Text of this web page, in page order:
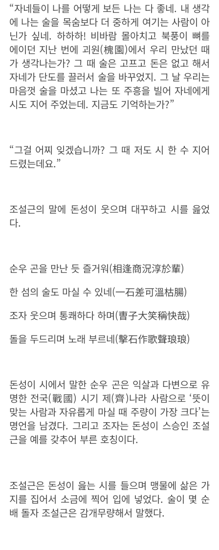
“자네들이 나를 어떻게 보든 나는 다 좋네. 내 생각
에 나는 술을 목숨보다 더 중하게 여기는 사람이 아
닌가 싶네. 하하하! 비바람 몰아치고 북풍이 뼈를
에이던 지난 번에 괴원(槐園)에서 우리 만났던 때
가 생각나는가? 그 때 술은 고프고 돈은 없고 해서
자네가 단도를 끌러서 술을 바꾸었지. 그 날 우리는
마음껏 술을 마셨고 나는 또 주흥을 빌어 자네에게
시도 지어 주었는데. 지금도 기억하는가?”
“그걸 어찌 잊겠습니까? 그 때 저도 시 한 수 지어
드렸는데요.”
조설근의 말에 돈성이 웃으며 대꾸하고 시를 읊었
다.
순우 곤을 만난 듯 즐거워(相逢商況淳於輩)
한 섬의 술도 마실 수 있네(一石差可溫枯腸)
조자 웃으며 통쾌하다 하며(曺子大笑稱快哉)
돌을 두드리며 노래 부르네(擊石作歌聲琅琅)
돈성이 시에서 말한 순우 곤은 익살과 다변으로 유
명한 전국(戰國) 시기 제(齊)나라 사람으로 ‘뜻이
맞는 사람과 자유롭게 마실 때 주량이 가장 크다’는
명언을 남겼다. 그리고 조자는 돈성이 스승인 조설
근을 예를 갖추어 부른 호칭이다.
조설근은 돈성이 읊는 시를 들으며 맹물에 삶은 가
지를 집어서 소금에 찍어 입에 넣었다. 술이 몇 순
배 돌자 조설근은 감개무량해서 말했다.